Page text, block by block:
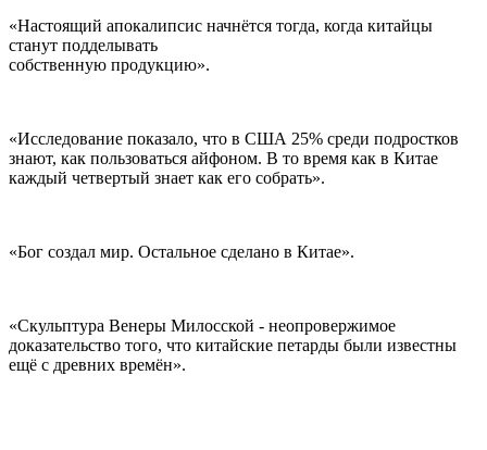
«Настоящий апокалипсис начнётся тогда, когда китайцы
станут подделывать
собственную продукцию».
«Исследование показало, что в США 25% среди подростков
знают, как пользоваться айфоном. В то время как в Китае
каждый четвертый знает как его собрать».
«Бог создал мир. Остальное сделано в Китае».
«Скульптура Венеры Милосской - неопровержимое
доказательство того, что китайские петарды были известны
ещё с древних времён».